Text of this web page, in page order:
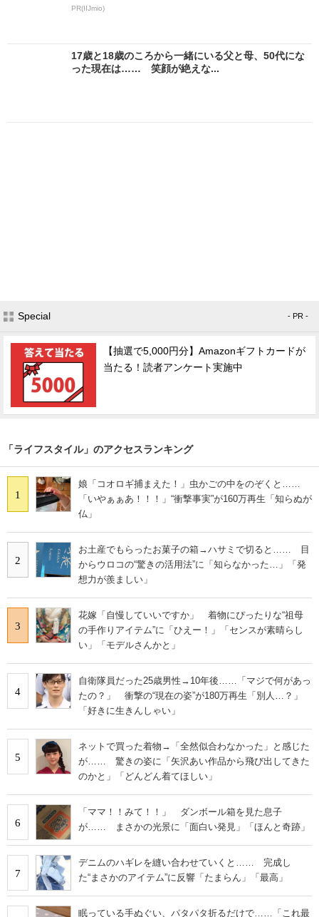
PR(IIJmio)
17歳と18歳のころから一緒にいる父と母、50代にな
った現在は…… 笑顔が絶えな...
Special - PR -
【抽選で5,000円分】Amazonギフトカードが
当たる！読者アンケート実施中
「ライフスタイル」のアクセスランキング
1
娘「コオロギ捕まえた！」虫かごの中をのぞくと……
「いやぁぁあ！！！」“衝撃事実”が160万再生「知らぬが
仏」
2
お土産でもらったお菓子の箱→ハサミで切ると…… 目
からウロコの“驚きの活用法”に「知らなかった…」「発
想力が羨ましい」
3
花嫁「自慢していいですか」 着物にぴったりな“祖母
の手作りアイテム”に「ひえー！」「センスが素晴らし
い」「モデルさんかと」
4
自衛隊員だった25歳男性→10年後……「マジで何があっ
たの？」 衝撃の“現在の姿”が180万再生「別人…？」
「好きに生きんしゃい」
5
ネットで買った着物→「全然似合わなかった」と感じた
が…… 驚きの姿に「矢沢あい作品から飛び出してきた
のかと」「どんどん着てほしい」
6
「ママ！！みて！！」 ダンボール箱を見た息子
が…… まさかの光景に「面白い発見」「ほんと奇跡」
7
デニムのハギレを縫い合わせていくと…… 完成し
た“まさかのアイテム”に反響「たまらん」「最高」
眠っている手ぬぐい、パタパタ折るだけで……「これ最